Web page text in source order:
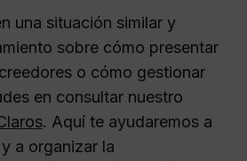
una situación similar y
sobre cómo presentar
o cómo gestionar
en consultar nuestro
. Aquí te ayudaremos a
a organizar la